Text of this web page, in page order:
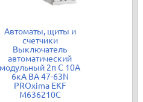
Автоматы, щиты и
счетчики
Выключатель
автоматический
модульный 2п C 10А
6кА ВА 47-63N
PROxima EKF
M636210C